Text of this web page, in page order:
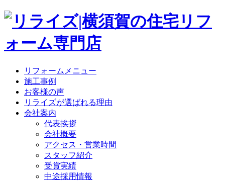
リフォームメニュー
施工事例
お客様の声
リライズが選ばれる理由
会社案内
代表挨拶
会社概要
アクセス・営業時間
スタッフ紹介
受賞実績
中途採用情報